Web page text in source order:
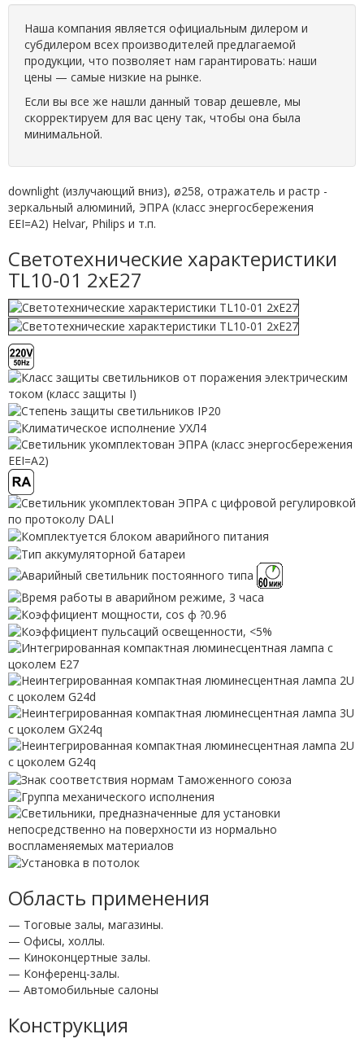
Наша компания является официальным дилером и
субдилером всех производителей предлагаемой
продукции, что позволяет нам гарантировать: наши
цены — самые низкие на рынке.
Если вы все же нашли данный товар дешевле, мы
скорректируем для вас цену так, чтобы она была
минимальной.
downlight (излучающий вниз), ø258, отражатель и растр -
зеркальный алюминий, ЭПРА (класс энергосбережения
EEI=A2) Helvar, Philips и т.п.
Светотехнические характеристики
TL10-01 2xE27
Область применения
— Тоговые залы, магазины.
— Офисы, холлы.
— Киноконцертные залы.
— Конференц-залы.
— Автомобильные салоны
Конструкция